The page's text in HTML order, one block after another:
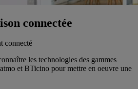
connectée
connecté
les technologies des gammes
et BTicino pour mettre en oeuvre une